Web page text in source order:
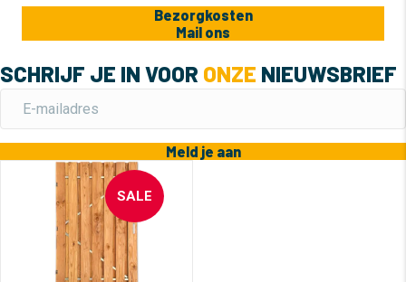
Bezorgkosten
Mail ons
SCHRIJF JE IN VOOR ONZE NIEUWSBRIEF
Meld je aan
SALE